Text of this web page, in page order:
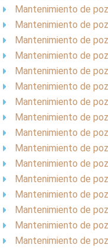
Mantenimiento de
Mantenimiento de
Mantenimiento de
Mantenimiento de
Mantenimiento de
Mantenimiento de
Mantenimiento de
Mantenimiento de
Mantenimiento de
Mantenimiento de
Mantenimiento de
Mantenimiento de
Mantenimiento de
Mantenimiento de
Mantenimiento de
Mantenimiento de